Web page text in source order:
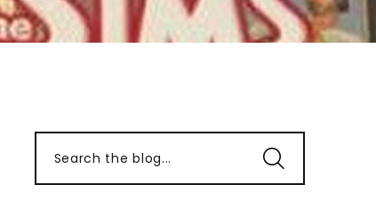
Search the blog...